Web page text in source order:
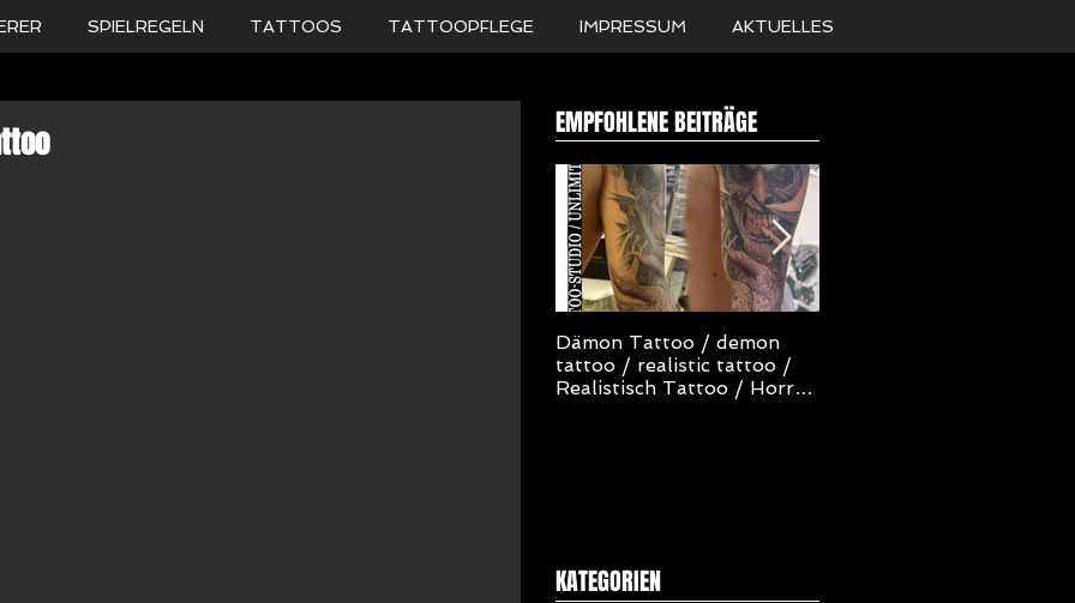
SPIELREGELN TATTOOS TATTOOPFLEGE IMPRESSUM AKTUELLES
EMPFOHLENE BEITRÄGE
Dämon Tattoo / demon
tattoo / realistic tattoo /
Realistisch Tattoo / Horror
KATEGORIEN